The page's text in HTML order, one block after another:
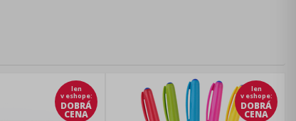
len
v eshope:
DOBRÁ
CENA
len
v eshope:
DOBRÁ
CENA